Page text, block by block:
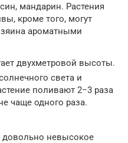
мандарин. Растения
кроме того, могут
ароматными
двухметровой высоты.
света и
поливают 2−3 раза
чаще одного раза.
невысокое